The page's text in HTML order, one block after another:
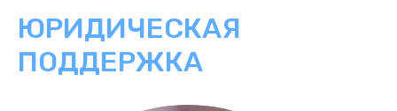
ЮРИДИЧЕСКАЯ
ПОДДЕРЖКА